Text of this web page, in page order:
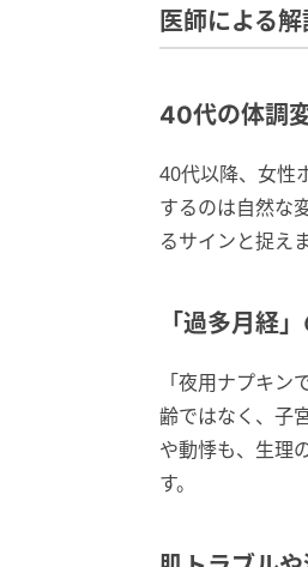
医師による
40代の体調
40代以降、女性
するのは自然な
るサインと捉え
「過多月経
「夜用ナプキ
齢ではなく、子
や動悸も、生理
す。